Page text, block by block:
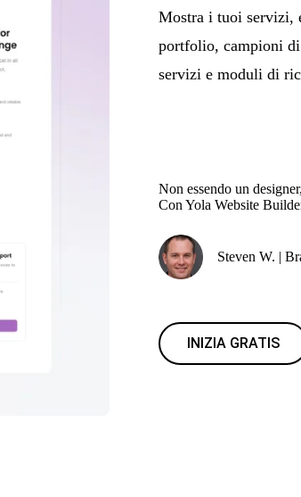
Mostra i tuoi servizi,
portfolio, campioni
servizi e moduli di
Non essendo un
Con Yola Website
Steven W. |
INIZIA GRATIS